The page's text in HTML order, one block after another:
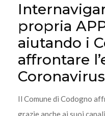
propria
aiutando i
affrontare
Coronavirus
Il Comune di Codogno
grazie anche ai suoi